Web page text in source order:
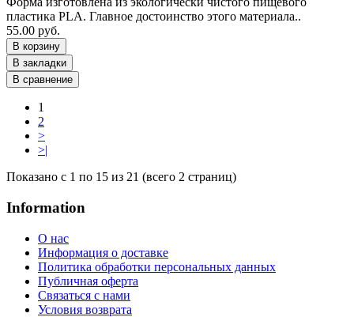
пластика PLA. Главное достоинство этого материала..
55.00 руб.
В корзину
В закладки
В сравнение
1
2
>
>|
Показано с 1 по 15 из 21 (всего 2 страниц)
Information
O нас
Информация о доставке
Политика обработки персональных данных
Публичная оферта
Связаться с нами
Условия возврата